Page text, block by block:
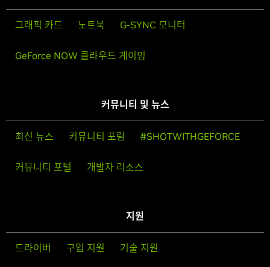
그래픽 카드 노트북 G-SYNC 모니터
GeForce NOW 클라우드 게이밍
커뮤니티 및 뉴스
최신 뉴스 커뮤니티 포럼 #SHOTWITHGEFORCE
커뮤니티 포털 개발자 리소스
지원
드라이버 구입 지원 기술 지원